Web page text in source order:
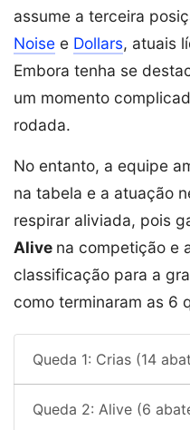
assume a terceira
Noise e Dollars, atuais
Embora tenha se
um momento
rodada.
No entanto, a equipe
na tabela e a atuação
respirar aliviada, pois
Alive na competição e
classificação para a
como terminaram as 6
Queda 1: Crias (14
Queda 2: Alive (6